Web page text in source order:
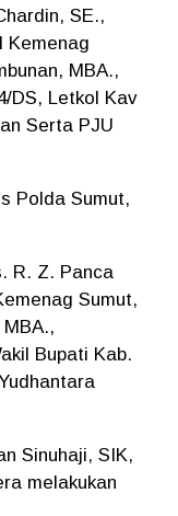
SE.,
Kemenag
MBA.,
DS, Letkol Kav
Serta PJU
Polda Sumut,
R. Z. Panca
Sumut,
Bupati Kab.
Sinuhaji, SIK,
melakukan